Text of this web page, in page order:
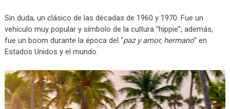
Sin duda, un clásico de las décadas de 1960 y 1970. Fue un
vehículo muy popular y símbolo de la cultura “hippie”; además,
fue un boom durante la época del “paz y amor, hermano” en
Estados Unidos y el mundo.